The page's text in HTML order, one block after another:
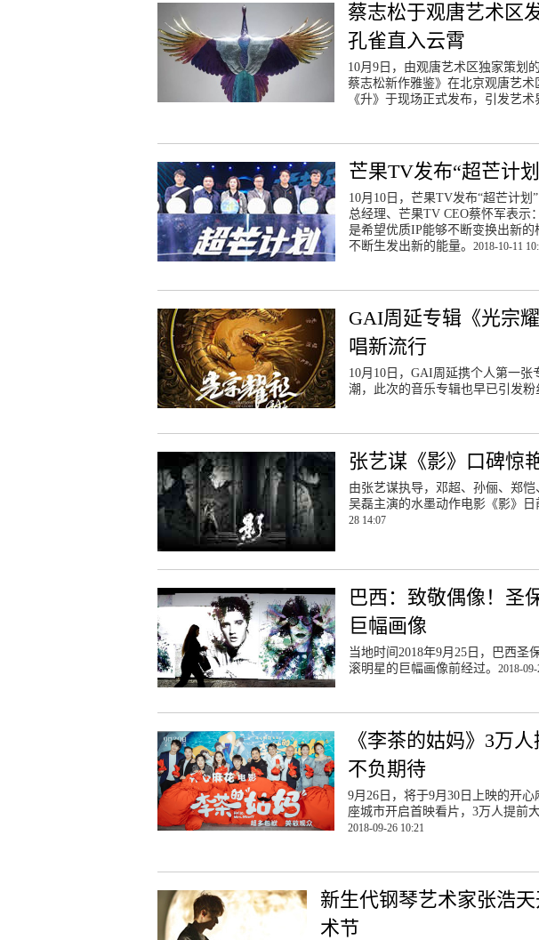
蔡志松于观唐艺术区
孔雀直入云霄
10月9日，由观唐艺术区独家策划
蔡志松新作雅鉴》在北京观唐艺
《升》于现场正式发布，引发艺
芒果TV发布“超芒计
10月10日，芒果TV发布“超芒计
总经理、芒果TV CEO蔡怀军表示
是希望优质IP能够不断变换出新
不断生发出新的能量。 2018-10-11
GAI周延专辑《光宗
唱新流行
10月10日，GAI周延携个人第一
潮，此次的音乐专辑也早已引发粉
张艺谋《影》口碑惊
由张艺谋执导，邓超、孙俪、郑
吴磊主演的水墨动作电影《影》日
28 14:07
巴西：致敬偶像！圣
巨幅画像
当地时间2018年9月25日，巴西圣
滚明星的巨幅画像前经过。 2018-
《李茶的姑妈》3万
不负期待
9月26日，将于9月30日上映的开
座城市开启首映看片，3万人提前
2018-09-26 10:21
新生代钢琴艺术家张浩
术节